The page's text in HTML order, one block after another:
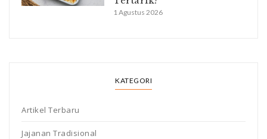
1 Agustus 2026
KATEGORI
Artikel Terbaru
Jajanan Tradisional